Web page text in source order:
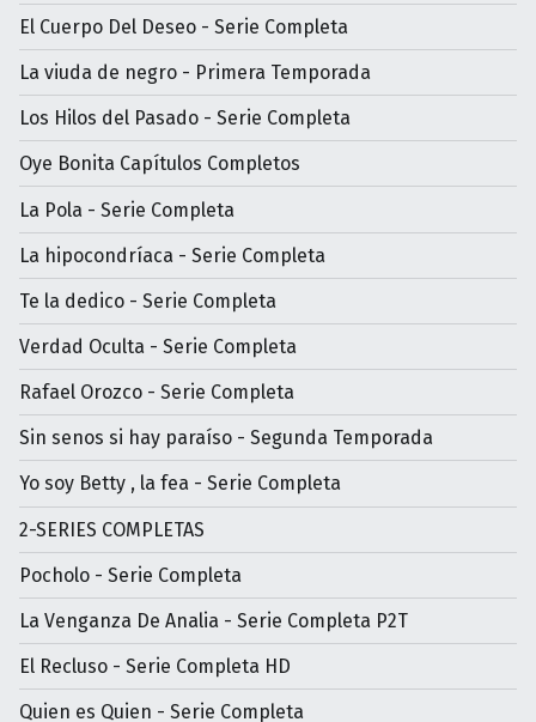
El Cuerpo Del Deseo - Serie Completa
La viuda de negro - Primera Temporada
Los Hilos del Pasado - Serie Completa
Oye Bonita Capítulos Completos
La Pola - Serie Completa
La hipocondríaca - Serie Completa
Te la dedico - Serie Completa
Verdad Oculta - Serie Completa
Rafael Orozco - Serie Completa
Sin senos si hay paraíso - Segunda Temporada
Yo soy Betty , la fea - Serie Completa
2-SERIES COMPLETAS
Pocholo - Serie Completa
La Venganza De Analia - Serie Completa P2T
El Recluso - Serie Completa HD
Quien es Quien - Serie Completa